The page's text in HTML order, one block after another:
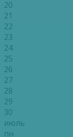
20
21
22
23
24
25
26
27
28
29
30
июль
пн